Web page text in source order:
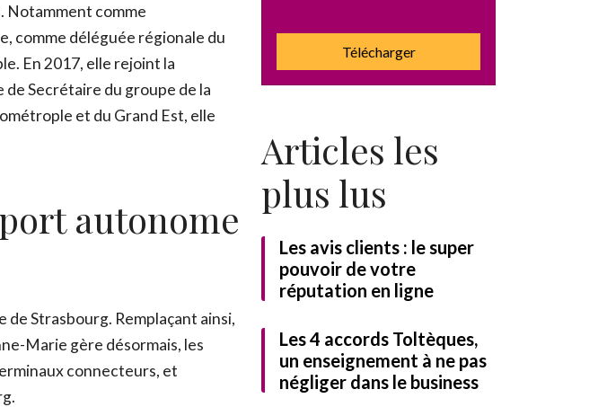
Fermer
Notamment comme
comme déléguée régionale du
En 2017, elle rejoint la
de Secrétaire du groupe de la
et du Grand Est, elle
autonome
Strasbourg. Remplaçant ainsi,
Marie gère désormais, les
connecteurs, et
Télécharger
Articles les
plus lus
Les avis clients : le super
pouvoir de votre
réputation en ligne
Les 4 accords Toltèques,
un enseignement à ne pas
négliger dans le business